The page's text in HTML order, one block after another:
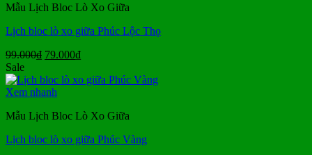
Mẫu Lịch Bloc Lò Xo Giữa
Lịch bloc lò xo giữa Phúc Lộc Thọ
99.000₫ Giá
là:
99.000₫.
79.000₫Giá
tại
Sale
Xem nhanh
Mẫu Lịch Bloc Lò Xo Giữa
Lịch bloc lò xo giữa Phúc Vàng